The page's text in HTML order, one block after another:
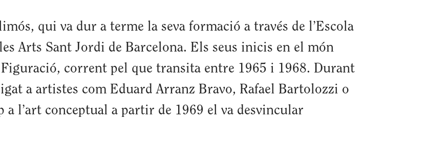
qui va dur a terme la seva formació a través de l’Escola
Arts Sant Jordi de Barcelona. Els seus inicis en el món
corrent pel que transita entre 1965 i 1968. Durant
a artistes com Eduard Arranz Bravo, Rafael Bartolozzi o
a l’art conceptual a partir de 1969 el va desvincular